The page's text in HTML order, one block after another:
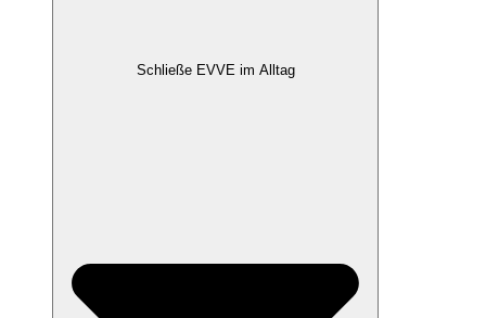
Schließe EVVE im Alltag